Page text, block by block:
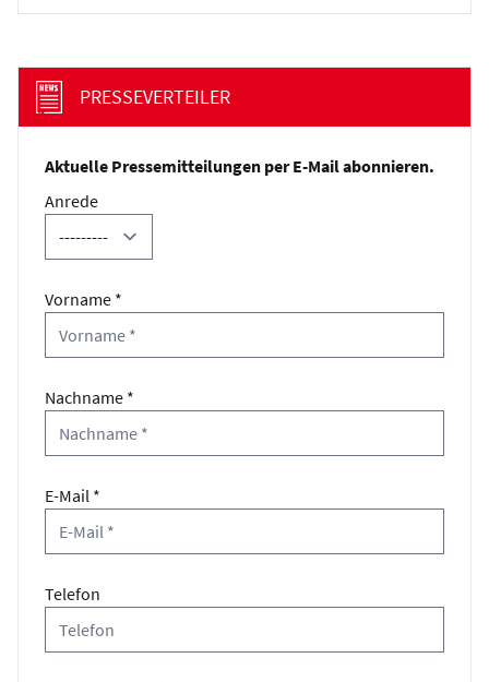
PRESSEVERTEILER
Aktuelle Pressemitteilungen per E-Mail abonnieren.
Anrede
Vorname *
Nachname *
E-Mail *
Telefon